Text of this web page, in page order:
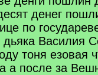
денег
по
дьяка Василия
тоня езовая
а после за